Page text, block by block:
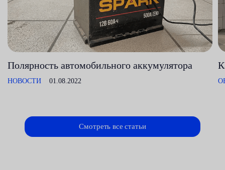
Полярность автомобильного аккумулятора
НОВОСТИ 01.08.2022
Смотреть все статьи